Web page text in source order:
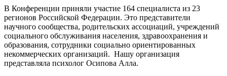
В Конференции приняли участие 164 специалиста из 23
регионов Российской Федерации. Это представители
научного сообщества, родительских ассоциаций, учреждений
социального обслуживания населения, здравоохранения и
образования, сотрудники социально ориентированных
некоммерческих организаций. Нашу организация
представляла психолог Осипова Алла.